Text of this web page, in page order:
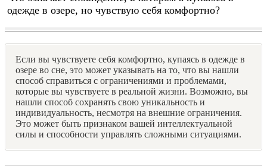
одежде в озере, но чувствую себя комфортно?
Если вы чувствуете себя комфортно, купаясь в одежде в
озере во сне, это может указывать на то, что вы нашли
способ справиться с ограничениями и проблемами,
которые вы чувствуете в реальной жизни. Возможно, вы
нашли способ сохранять свою уникальность и
индивидуальность, несмотря на внешние ограничения.
Это может быть признаком вашей интеллектуальной
силы и способности управлять сложными ситуациями.